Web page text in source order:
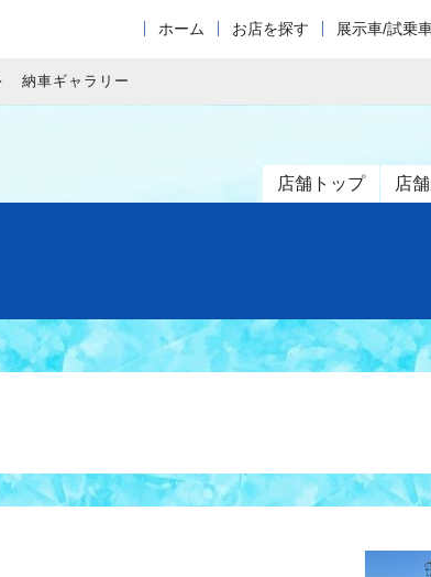
ホーム お店を探す 展示車/試乗
納車ギャラリー
店舗トップ 店